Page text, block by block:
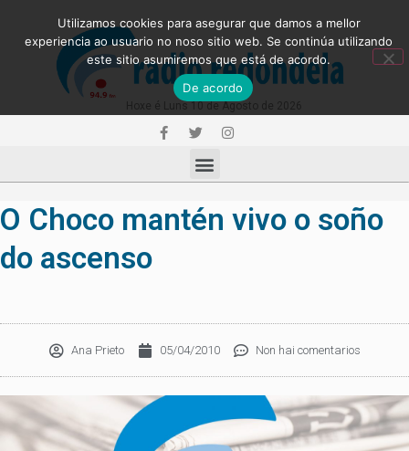
O Choco mantén vivo o soño
do ascenso
Ana Prieto 05/04/2010 Non hai comentarios
Utilizamos cookies para asegurar que damos a mellor
experiencia ao usuario no noso sitio web. Se continúa utilizando
este sitio asumiremos que está de acordo.
De acordo